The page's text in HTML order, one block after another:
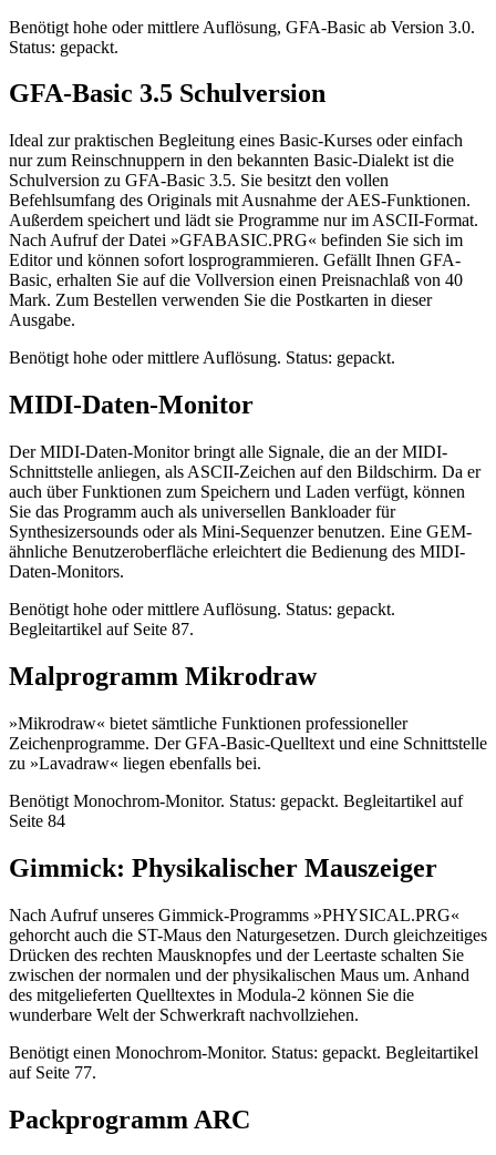
Benötigt hohe oder mittlere Auflösung, GFA-Basic ab Version 3.0.
Status: gepackt.
GFA-Basic 3.5 Schulversion
Ideal zur praktischen Begleitung eines Basic-Kurses oder einfach
nur zum Reinschnuppern in den bekannten Basic-Dialekt ist die
Schulversion zu GFA-Basic 3.5. Sie besitzt den vollen
Befehlsumfang des Originals mit Ausnahme der AES-Funktionen.
Außerdem speichert und lädt sie Programme nur im ASCII-Format.
Nach Aufruf der Datei »GFABASIC.PRG« befinden Sie sich im
Editor und können sofort losprogrammieren. Gefällt Ihnen GFA-
Basic, erhalten Sie auf die Vollversion einen Preisnachlaß von 40
Mark. Zum Bestellen verwenden Sie die Postkarten in dieser
Ausgabe.
Benötigt hohe oder mittlere Auflösung. Status: gepackt.
MIDI-Daten-Monitor
Der MIDI-Daten-Monitor bringt alle Signale, die an der MIDI-
Schnittstelle anliegen, als ASCII-Zeichen auf den Bildschirm. Da er
auch über Funktionen zum Speichern und Laden verfügt, können
Sie das Programm auch als universellen Bankloader für
Synthesizersounds oder als Mini-Sequenzer benutzen. Eine GEM-
ähnliche Benutzeroberfläche erleichtert die Bedienung des MIDI-
Daten-Monitors.
Benötigt hohe oder mittlere Auflösung. Status: gepackt.
Begleitartikel auf Seite 87.
Malprogramm Mikrodraw
»Mikrodraw« bietet sämtliche Funktionen professioneller
Zeichenprogramme. Der GFA-Basic-Quelltext und eine Schnittstelle
zu »Lavadraw« liegen ebenfalls bei.
Benötigt Monochrom-Monitor. Status: gepackt. Begleitartikel auf
Seite 84
Gimmick: Physikalischer Mauszeiger
Nach Aufruf unseres Gimmick-Programms »PHYSICAL.PRG«
gehorcht auch die ST-Maus den Naturgesetzen. Durch gleichzeitiges
Drücken des rechten Mausknopfes und der Leertaste schalten Sie
zwischen der normalen und der physikalischen Maus um. Anhand
des mitgelieferten Quelltextes in Modula-2 können Sie die
wunderbare Welt der Schwerkraft nachvollziehen.
Benötigt einen Monochrom-Monitor. Status: gepackt. Begleitartikel
auf Seite 77.
Packprogramm ARC